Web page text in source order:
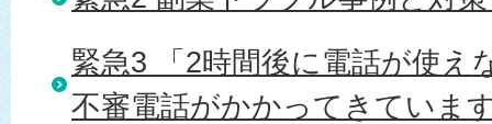
緊急3 「2時間後に電話が使え
不審電話がかかってきていま